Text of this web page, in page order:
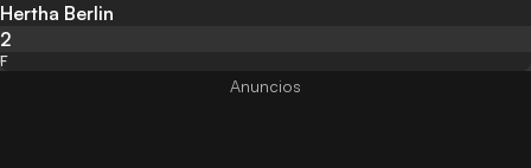
Hertha Berlin
2
F